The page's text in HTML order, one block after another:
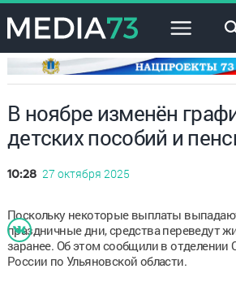
×
В ноябре изменён
детских пособий и
10:28 27 октября 2025
Поскольку некоторые выплаты
праздничные дни, средства переведут
заранее. Об этом сообщили в отделении
России по Ульяновской области.